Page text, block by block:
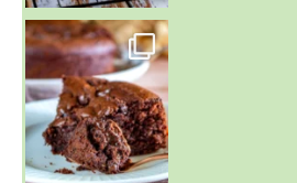
~ GÂTEAU FONDANT CHOCO NOISETTE ~
C'est lundi